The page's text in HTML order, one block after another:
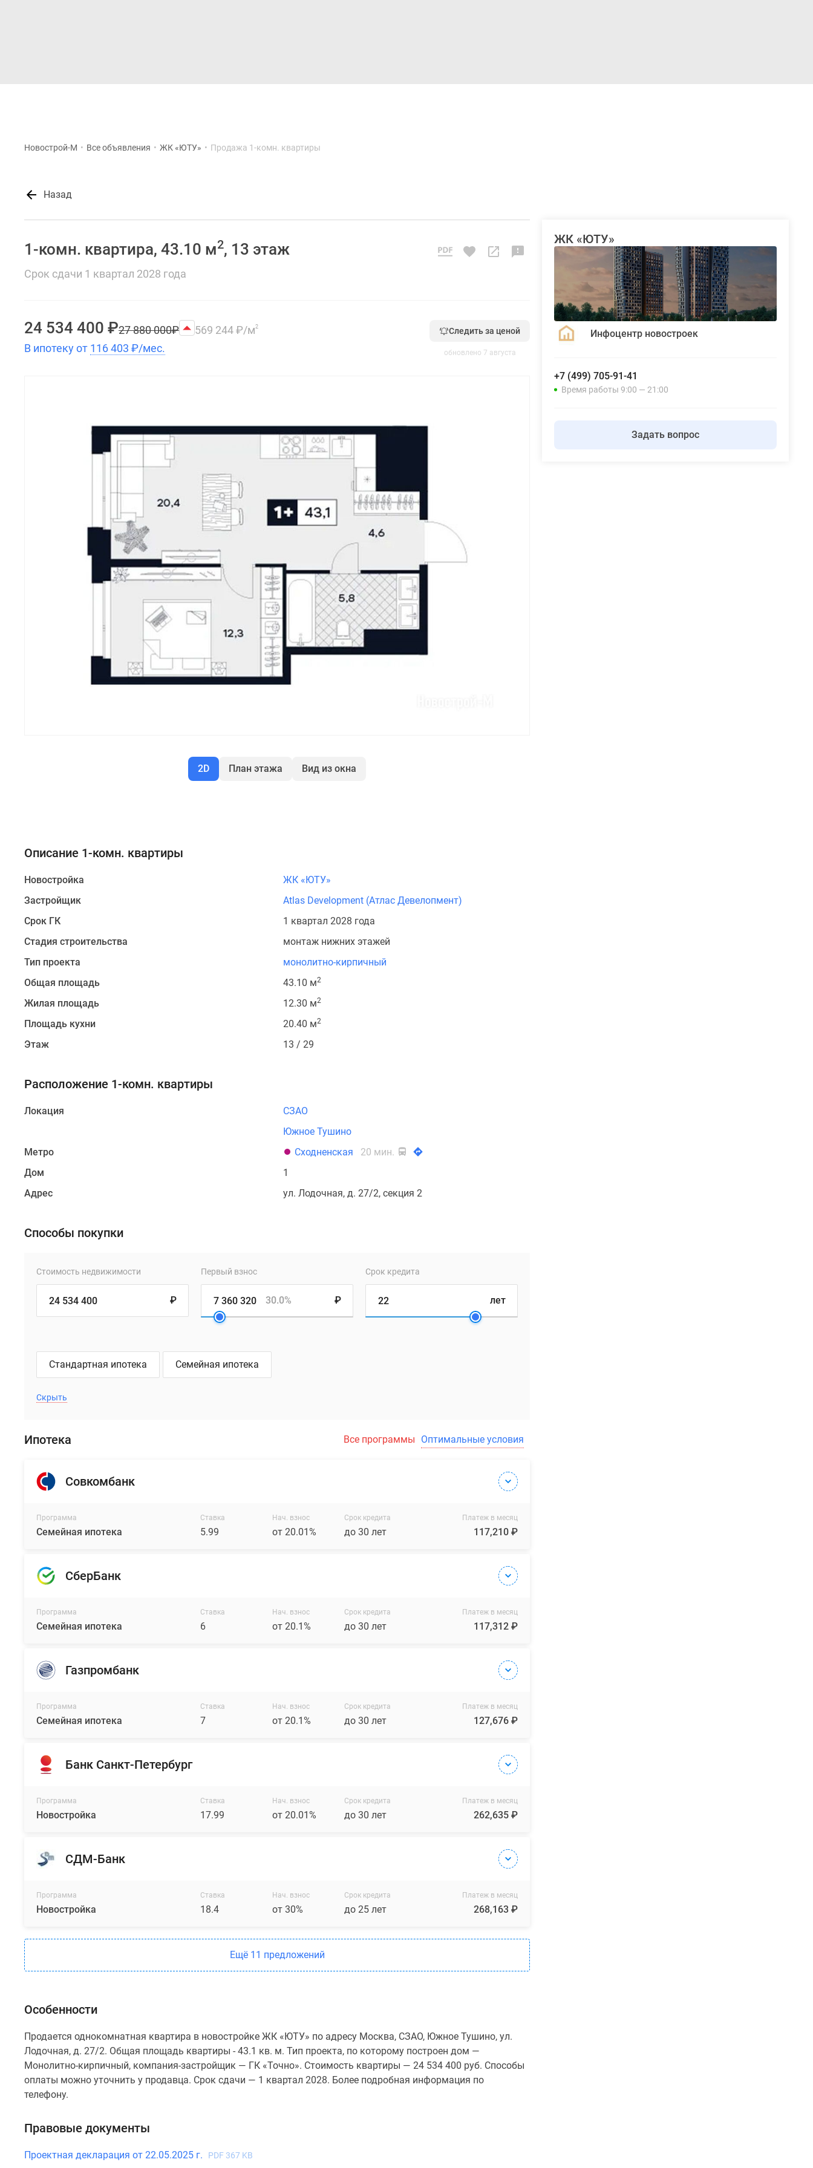
Новострой-М • Все объявления • ЖК «ЮТУ» • Продажа 1-комн. квартиры
Назад
1-комн. квартира, 43.10 м2, 13 этаж
Срок сдачи 1 квартал 2028 года
24 534 400 ₽27 880 000₽ 569 244₽/м2
В ипотеку от 116 403 ₽/мес.
Следить за ценой
обновлено 7 августа
2D План этажа Вид из окна
Описание 1-комн. квартиры
Новостройка
ЖК «ЮТУ»
Застройщик
Atlas Development (Атлас Девелопмент)
Срок ГК
1 квартал 2028 года
Стадия строительства
монтаж нижних этажей
Тип проекта
монолитно-кирпичный
Общая площадь
43.10 м2
Жилая площадь 12.30 м2
Площадь кухни 20.40 м2
Этаж 13 / 29
Расположение 1-комн. квартиры
Локация
СЗАО
Южное Тушино
Метро
Сходненская
20 мин.
Дом
1
Адрес
ул. Лодочная, д. 27/2, секция 2
Способы покупки
Стоимость недвижимости
₽
Первый взнос
₽
30.0%
Срок кредита
лет
Стандартная ипотека Семейная ипотека
Скрыть
Ипотека Все программы Оптимальные условия
Совкомбанк
Программа
Семейная ипотека
Ставка
5.99
Нач. взнос
от 20.01%
Срок кредита
до 30 лет
Платеж в месяц
117,210 ₽
СберБанк
Программа
Семейная ипотека
Ставка
6
Нач. взнос
от 20.1%
Срок кредита
до 30 лет
Платеж в месяц
117,312 ₽
Газпромбанк
Программа
Семейная ипотека
Ставка
7
Нач. взнос
от 20.1%
Срок кредита
до 30 лет
Платеж в месяц
127,676 ₽
Банк Санкт-Петербург
Программа
Новостройка
Ставка
17.99
Нач. взнос
от 20.01%
Срок кредита
до 30 лет
Платеж в месяц
262,635 ₽
СДМ-Банк
Программа
Новостройка
Ставка
18.4
Нач. взнос
от 30%
Срок кредита
до 25 лет
Платеж в месяц
268,163 ₽
Ещё 11 предложений
Особенности
Продается однокомнатная квартира в новостройке ЖК «ЮТУ» по адресу Москва, СЗАО, Южное Тушино, ул.
Лодочная, д. 27/2. Общая площадь квартиры - 43.1 кв. м. Тип проекта, по которому построен дом —
Монолитно-кирпичный, компания-застройщик — ГК «Точно». Стоимость квартиры — 24 534 400 руб. Способы
оплаты можно уточнить у продавца. Срок сдачи — 1 квартал 2028. Более подробная информация по
телефону.
Правовые документы
Проектная декларация от 22.05.2025 г. PDF 367 KB
ЖК «ЮТУ»
Инфоцентр новостроек
+7 (499) 705-91-41
Время работы 9:00 — 21:00
Задать вопрос